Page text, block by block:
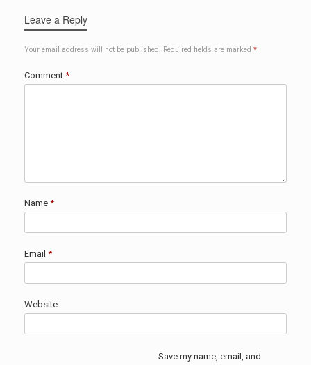
Leave a Reply
Your email address will not be published. Required fields are marked *
Comment *
Name *
Email *
Website
Save my name, email, and